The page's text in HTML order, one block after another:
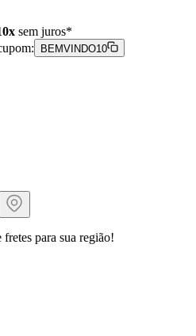
sem juros*
BEMVINDO10
para sua região!